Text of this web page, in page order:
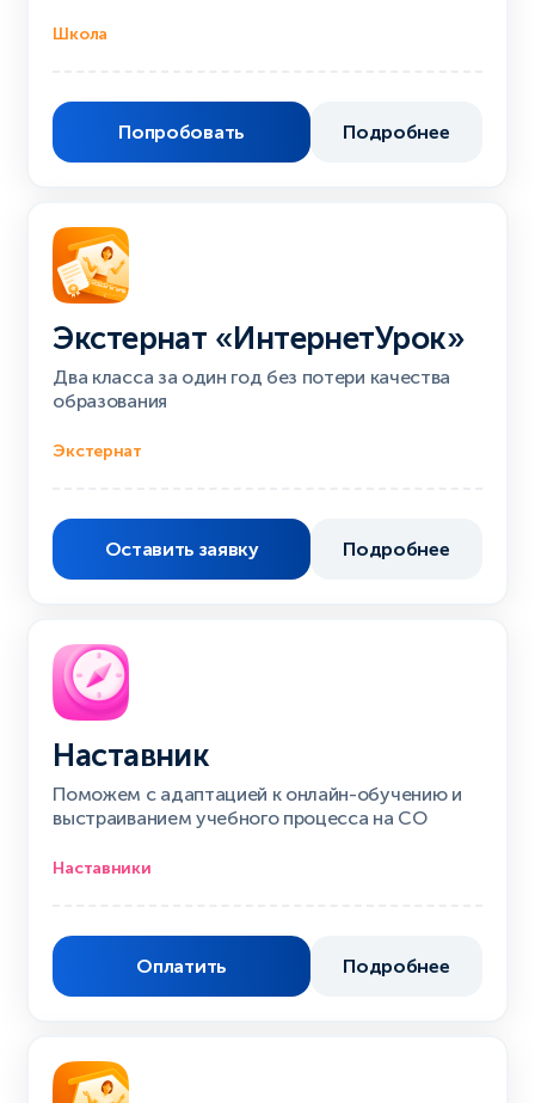
Школа
Попробовать Подробнее
Экстернат «ИнтернетУрок»
Два класса за один год без потери качества
образования
Экстернат
Оставить заявку Подробнее
Наставник
Поможем с адаптацией к онлайн-обучению и
выстраиванием учебного процесса на СО
Наставники
Оплатить Подробнее